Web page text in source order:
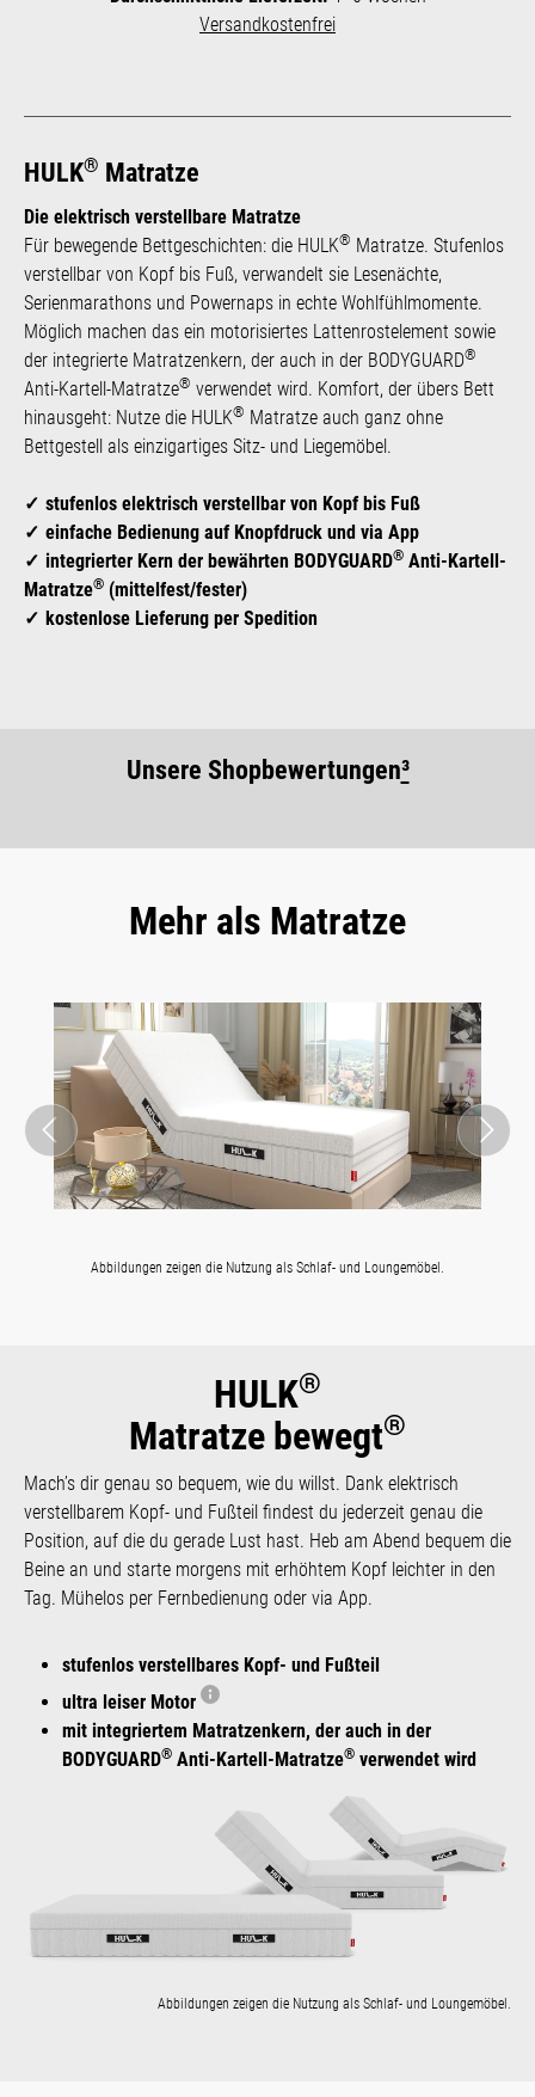
HULK® Matratze
Die elektrisch verstellbare Matratze
Für bewegende Bettgeschichten: die HULK® Matratze. Stufenlos
verstellbar von Kopf bis Fuß, verwandelt sie Lesenächte,
Serienmarathons und Powernaps in echte Wohlfühlmomente.
Möglich machen das ein motorisiertes Lattenrostelement sowie
der integrierte Matratzenkern, der auch in der BODYGUARD®
Anti-Kartell-Matratze® verwendet wird. Komfort, der übers Bett
hinausgeht: Nutze die HULK® Matratze auch ganz ohne
Bettgestell als einzigartiges Sitz- und Liegemöbel.
stufenlos elektrisch verstellbar von Kopf bis Fuß
einfache Bedienung auf Knopfdruck und via App
integrierter Kern der bewährten BODYGUARD® Anti-Kartell-
Matratze® (mittelfest/fester)
kostenlose Lieferung per Spedition
Versandkostenfrei
Unsere Shopbewertungen³
Mehr als Matratze
Bildergalerie überspringen
Abbildungen zeigen die Nutzung als Schlaf- und Loungemöbel.
HULK®
Matratze bewegt®
Mach’s dir genau so bequem, wie du willst. Dank elektrisch
verstellbarem Kopf- und Fußteil findest du jederzeit genau die
Position, auf die du gerade Lust hast. Heb am Abend bequem die
Beine an und starte morgens mit erhöhtem Kopf leichter in den
Tag. Mühelos per Fernbedienung oder via App.
stufenlos verstellbares Kopf- und Fußteil
ultra leiser Motor
mit integriertem Matratzenkern, der auch in der
BODYGUARD® Anti-Kartell-Matratze® verwendet wird
Abbildungen zeigen die Nutzung als Schlaf- und Loungemöbel.